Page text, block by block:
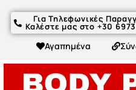
Για Τηλεφωνικές
Καλέστε μας στο +30
Αγαπημένα